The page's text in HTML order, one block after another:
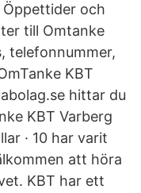
Öppettider och
till Omtanke
telefonnummer,
KBT
hittar du
KBT Varberg
· 10 har varit
att höra
KBT har ett